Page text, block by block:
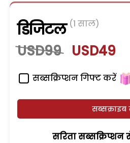
डिजिटल (1 साल)
USD99 USD49
सब्सक्रिप्शन गिफ्ट करें
सरिता